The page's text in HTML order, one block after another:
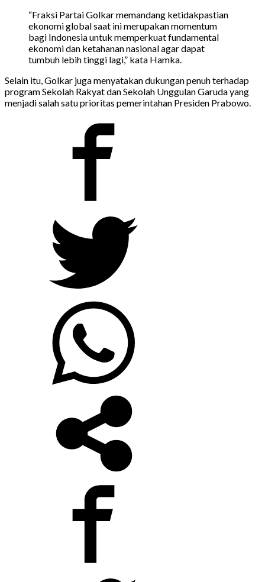
“Fraksi Partai Golkar memandang ketidakpastian
ekonomi global saat ini merupakan momentum
bagi Indonesia untuk memperkuat fundamental
ekonomi dan ketahanan nasional agar dapat
tumbuh lebih tinggi lagi,” kata Hamka.
Selain itu, Golkar juga menyatakan dukungan penuh terhadap
program Sekolah Rakyat dan Sekolah Unggulan Garuda yang
menjadi salah satu prioritas pemerintahan Presiden Prabowo.